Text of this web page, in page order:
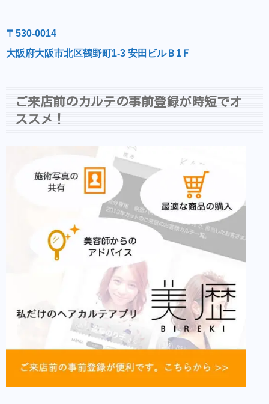
〒530-0014
大阪府大阪市北区鶴野町1-3 安田ビルＢ1Ｆ
ご来店前のカルテの事前登録が時短でオ
ススメ！